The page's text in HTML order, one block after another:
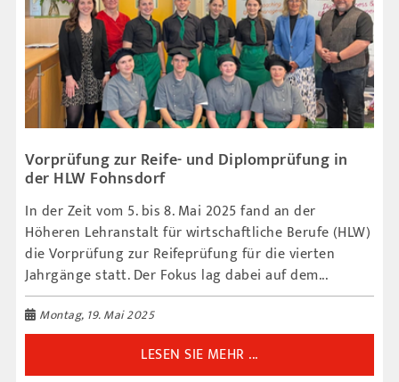
Vorprüfung zur Reife- und Diplomprüfung in
der HLW Fohnsdorf
In der Zeit vom 5. bis 8. Mai 2025 fand an der
Höheren Lehranstalt für wirtschaftliche Berufe (HLW)
die Vorprüfung zur Reifeprüfung für die vierten
Jahrgänge statt. Der Fokus lag dabei auf dem...
Montag, 19. Mai 2025
LESEN SIE MEHR ...